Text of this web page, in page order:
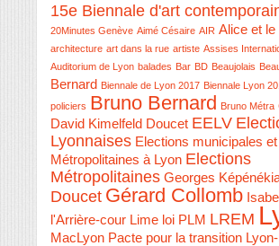
15e Biennale d'art
20Minutes Genève Aimé Césaire AIR Alice et le
architecture art dans la rue artiste Assises
Auditorium de Lyon balades Bar BD Beaujolais
Bernard Biennale de Lyon 2017 Biennale Lyon
policiers Bruno Bernard Bruno Métra
David Kimelfeld Doucet EELV
Lyonnaises Elections municipales et
Métropolitaines à Lyon Elections
Métropolitaines Georges
Doucet Gérard Collomb
l'Arrière-cour Lime loi PLM LREM
MacLyon Pacte pour la transition